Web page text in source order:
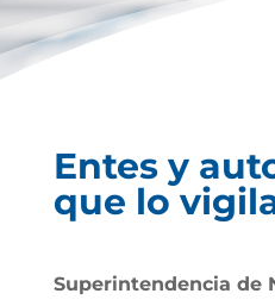
Entes y
que lo
Superintendencia de